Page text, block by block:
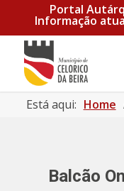
Portal
Informação
Está aqui: Home
Balcão